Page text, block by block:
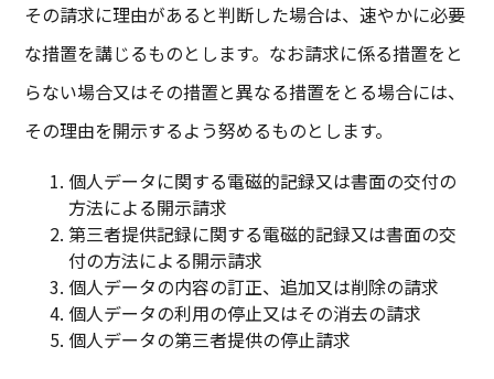
その請求に理由があると判断した場合は、速やかに必要
な措置を講じるものとします。なお請求に係る措置をと
らない場合又はその措置と異なる措置をとる場合には、
その理由を開示するよう努めるものとします。
個人データに関する電磁的記録又は書面の交付の
方法による開示請求
第三者提供記録に関する電磁的記録又は書面の交
付の方法による開示請求
個人データの内容の訂正、追加又は削除の請求
個人データの利用の停止又はその消去の請求
個人データの第三者提供の停止請求